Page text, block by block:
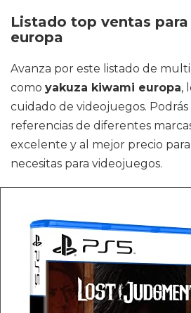
Listado top ventas
europa
Avanza por este listado de
como yakuza kiwami europa,
cuidado de videojuegos.
referencias de diferentes
excelente y al mejor precio
necesitas para videojuegos.